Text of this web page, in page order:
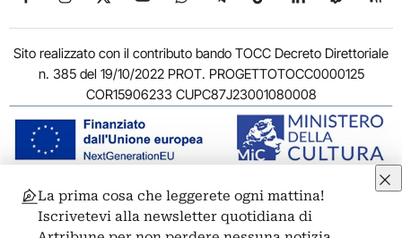
Sito realizzato con il contributo bando TOCC Decreto Direttoriale
n. 385 del 19/10/2022 PROT. PROGETTOTOCC0000125
COR15906233 CUPC87J23001080008
© 2011-2026 ARTRIBUNE srl – Corso Vittorio Emanuele II, 287 –
00186 Roma - P.I. 11381581005
La prima cosa che leggerete ogni mattina!
Iscrivetevi alla newsletter quotidiana di